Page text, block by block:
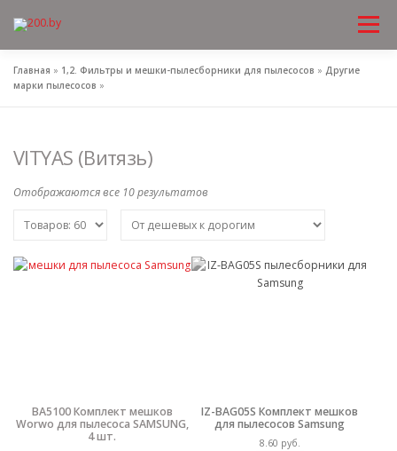
Главная » 1,2. Фильтры и мешки-пылесборники для пылесосов » Другие
марки пылесосов »
VITYAS (Витязь)
Отображаются все 10 результатов
BA5100 Комплект мешков
Worwo для пылесоса SAMSUNG,
4 шт.
IZ-BAG05S Комплект мешков
для пылесосов Samsung
8.60 руб.